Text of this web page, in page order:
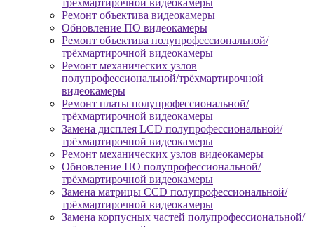
трёхмартирочной видеокамеры
Ремонт объектива видеокамеры
Обновление ПО видеокамеры
Ремонт объектива полупрофессиональной/
трёхмартирочной видеокамеры
Ремонт механических узлов
полупрофессиональной/трёхмартирочной
видеокамеры
Ремонт платы полупрофессиональной/
трёхмартирочной видеокамеры
Замена дисплея LCD полупрофессиональной/
трёхмартирочной видеокамеры
Ремонт механических узлов видеокамеры
Обновление ПО полупрофессиональной/
трёхмартирочной видеокамеры
Замена матрицы CCD полупрофессиональной/
трёхмартирочной видеокамеры
Замена корпусных частей полупрофессиональной/